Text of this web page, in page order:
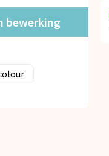
bewerking